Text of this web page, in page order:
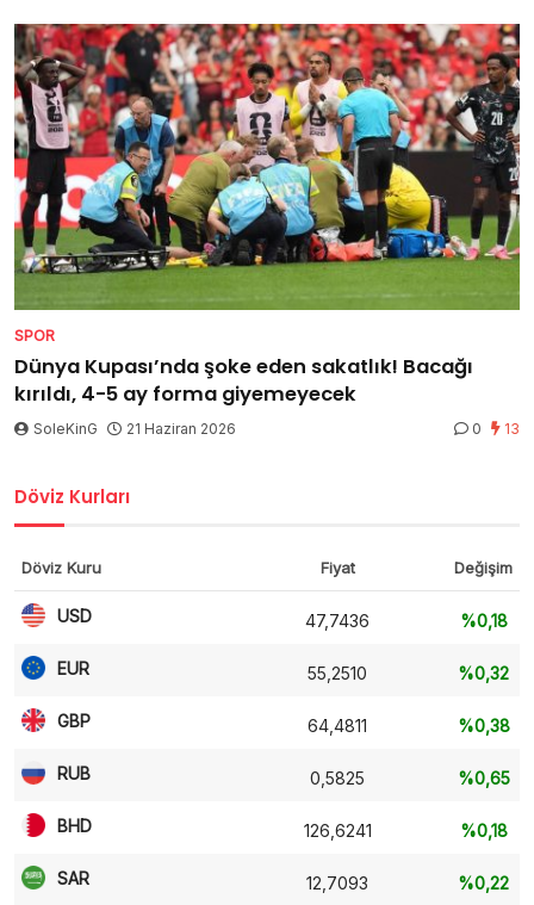
SPOR
Dünya Kupası’nda şoke eden sakatlık! Bacağı
kırıldı, 4-5 ay forma giyemeyecek
SoleKinG 21 Haziran 2026 0 13
Döviz Kurları
Döviz Kuru Fiyat Değişim
USD 47,7436 %0,18
EUR 55,2510 %0,32
GBP 64,4811 %0,38
RUB 0,5825 %0,65
BHD 126,6241 %0,18
SAR 12,7093 %0,22